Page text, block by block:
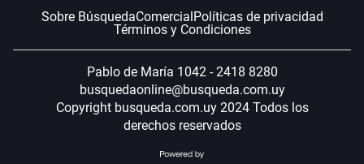
Sobre BúsquedaComercialPolíticas de privacidad
Términos y Condiciones
Pablo de María 1042 - 2418 8280
busquedaonline@busqueda.com.uy
Copyright busqueda.com.uy 2024 Todos los
derechos reservados